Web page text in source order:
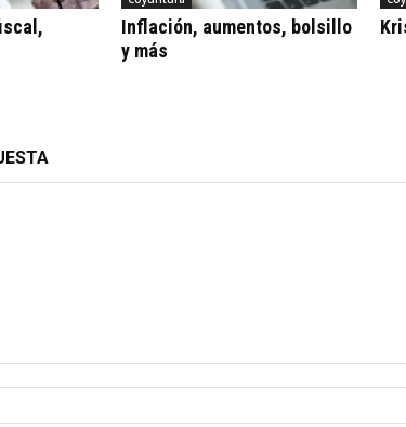
Inflación, aumentos, bolsillo
y más